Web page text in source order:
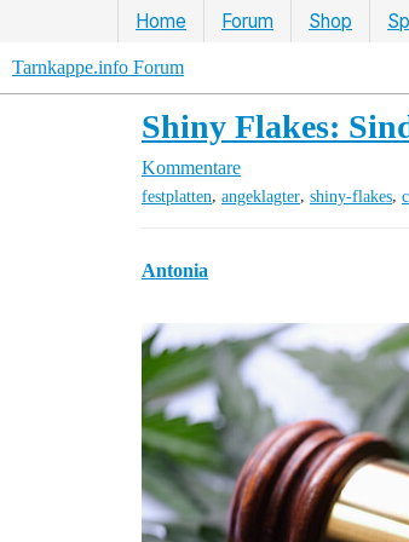
Home Forum Shop
Tarnkappe.info Forum
Shiny Flakes:
Kommentare
festplatten, angeklagter, shiny-flakes,
Antonia